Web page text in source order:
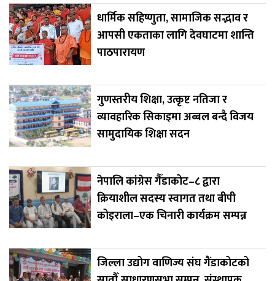
धार्मिक सहिष्णुता, सामाजिक सद्भाव र
आपसी एकताका लागि देवघाटमा शान्ति
पाठपारायण
गुणस्तरीय शिक्षा, उत्कृष्ट नतिजा र
व्यावहारिक सिकाइमा अब्बल बन्दै विजय
सामुदायिक शिक्षा सदन
नेपालि कांग्रेस गैँडाकोट–८ द्वारा
क्रियाशील सदस्य स्वागत तथा बीपी
कोइराला–एक चिनारी कार्यक्रम सम्पन्न
जिल्ला उद्योग वाणिज्य संघ गैंडाकोटको